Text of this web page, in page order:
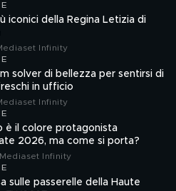
iconici della Regina Letizia di
Infinity
solver di bellezza per sentirsi di
in ufficio
Infinity
è il colore protagonista
2026, ma come si porta?
Infinity
sulle passerelle della Haute